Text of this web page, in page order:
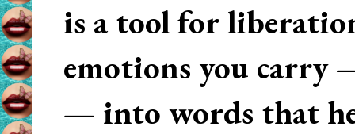
is a tool for
emotions you carry
— into words that